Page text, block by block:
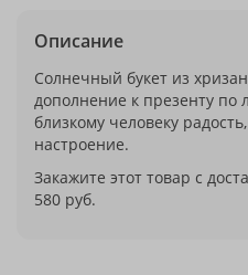
Описание
Солнечный букет из
дополнение к презенту
близкому человеку
настроение.
Закажите этот товар с
580 руб.